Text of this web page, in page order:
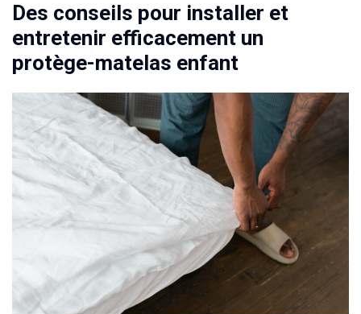
Des conseils pour installer et
entretenir efficacement un
protège-matelas enfant